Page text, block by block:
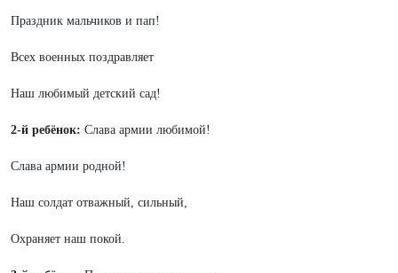
Праздник мальчиков и пап!
Всех военных поздравляет
Наш любимый детский сад!
2-й ребёнок: Слава армии любимой!
Слава армии родной!
Наш солдат отважный, сильный,
Охраняет наш покой.